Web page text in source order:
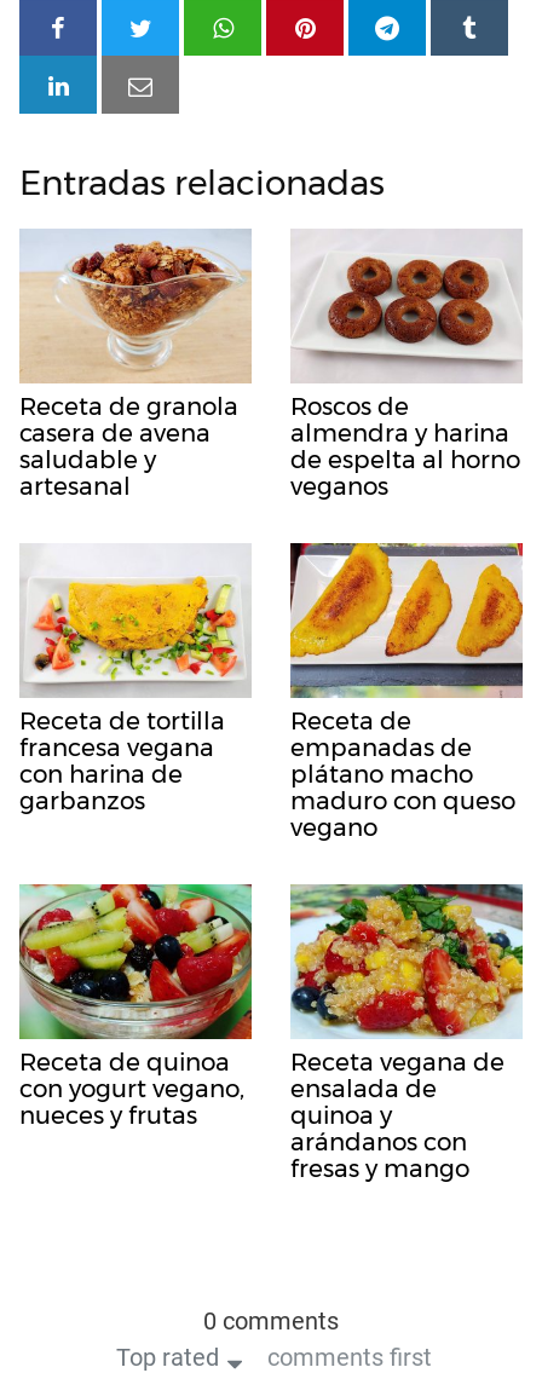
Entradas relacionadas
Receta de granola
casera de avena
saludable y
artesanal
Roscos de
almendra y harina
de espelta al horno
veganos
Receta de tortilla
francesa vegana
con harina de
garbanzos
Receta de
empanadas de
plátano macho
maduro con queso
vegano
Receta de quinoa
con yogurt vegano,
nueces y frutas
Receta vegana de
ensalada de
quinoa y
arándanos con
fresas y mango
0 comments
Top rated
comments first